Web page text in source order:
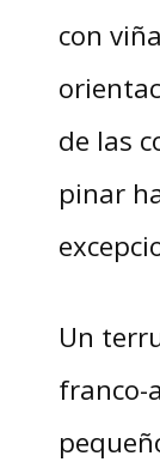
con
de las
pinar
Un
franco-